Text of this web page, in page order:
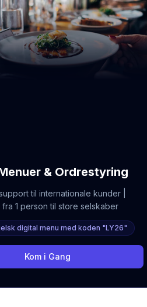
& Ordrestyring
til internationale kunder |
1 person til store selskaber
digital menu med koden "LY26"
Kom i Gang